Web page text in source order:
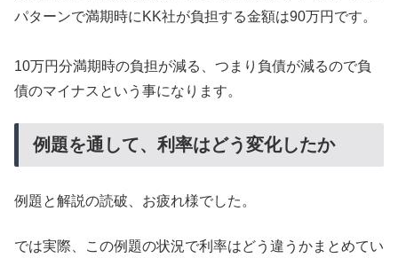
パターンで満期時にKK社が負担する金額は90万円です。
10万円分満期時の負担が減る、つまり負債が減るので負
債のマイナスという事になります。
例題を通して、利率はどう変化したか
例題と解説の読破、お疲れ様でした。
では実際、この例題の状況で利率はどう違うかまとめてい